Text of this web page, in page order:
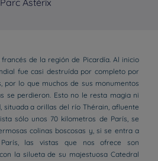
Astérix
de la región de Picardía. Al inicio
fue casi destruída por completo por
por lo que muchos de sus monumentos
se perdieron. Esto no le resta magia ni
situada a orillas del río Thérain, afluente
sólo unos 70 kilometros de París, se
colinas boscosas y, si se entra a
las vistas que nos ofrece son
la silueta de su majestuosa Catedral